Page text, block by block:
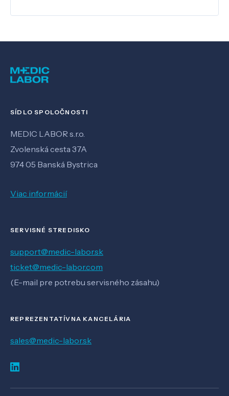
SÍDLO SPOLOČNOSTI
MEDIC LABOR s.r.o.
Zvolenská cesta 37A
974 05 Banská Bystrica
Viac informácií
SERVISNÉ STREDISKO
support@medic-labor.sk
ticket@medic-labor.com
(E-mail pre potrebu servisného zásahu)
REPREZENTATÍVNA KANCELÁRIA
sales@medic-labor.sk